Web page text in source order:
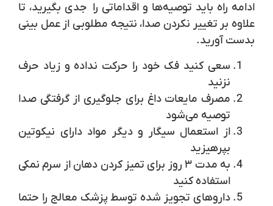
ادامه راه باید توصیه‌ها و اقداماتی را جدی بگیرید، تا
علاوه بر تغییر نکردن صدا، نتیجه مطلوبی از عمل بینی
بدست آورید.
سعی کنید فک خود را حرکت نداده و زیاد حرف
نزنید
مصرف مایعات داغ برای جلوگیری از گرفتگی صدا
توصیه می‌شود
از استعمال سیگار و دیگر مواد دارای نیکوتین
بپرهیزید
به مدت ۳ روز برای تمیز کردن دهان از سرم نمکی
استفاده کنید
داروهای تجویز شده توسط پزشک معالج را حتما